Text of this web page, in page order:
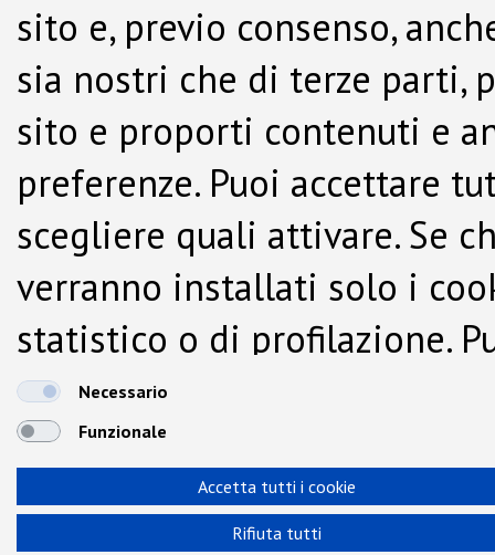
sito e, previo consenso,
sia nostri che di terze parti,
sito e proporti contenuti e
preferenze. Puoi accettare
scegliere quali attivare. Se
verranno installati solo i
statistico o di profilazione.
dalla Cookie Policy.
Necessario
Funzionale
Accetta tutti i cookie
Rifiuta tutti